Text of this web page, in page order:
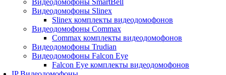
Видеодомофоны SmartBell
Видеодомофоны Slinex
Slinex комплекты видеодомофонов
Видеодомофоны Commax
Commax комплекты видеодомофонов
Видеодомофоны Trudian
Видеодомофоны Falcon Eye
Falcon Eye комплекты видеодомофонов